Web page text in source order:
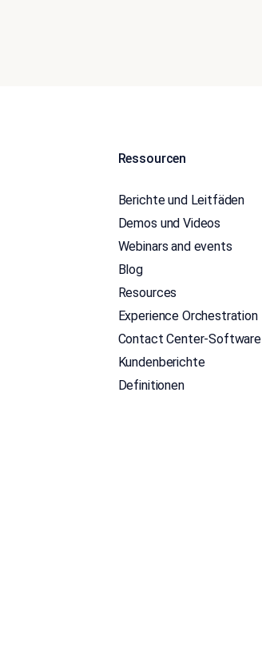
Ressourcen
Berichte und Leitfäden
Demos und Videos
Webinars and events
Blog
Resources
Experience Orchestration
Contact Center-Software
Kundenberichte
Definitionen